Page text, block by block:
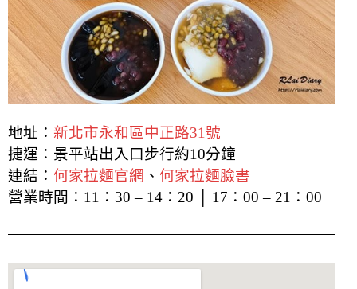
地址： 新北市永和區中正路31號
捷運：景平站出入口步行約10分鐘
連結： 何家拉麵官網 、 何家拉麵臉書
營業時間：11：30 – 14：20 │ 17：00 – 21：00